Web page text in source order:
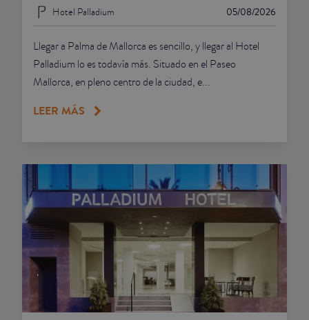
05/08/2026
Hotel Palladium
Llegar a Palma de Mallorca es sencillo, y llegar al Hotel
Palladium lo es todavía más. Situado en el Paseo
Mallorca, en pleno centro de la ciudad, e...
LEER MÁS